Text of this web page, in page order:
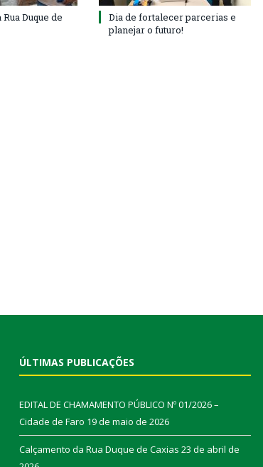
Duque de
Dia de fortalecer parcerias e
planejar o futuro!
ÚLTIMAS PUBLICAÇÕES
EDITAL DE CHAMAMENTO PÚBLICO Nº 01/2026 –
Cidade de Faro 19 de maio de 2026
Calçamento da Rua Duque de Caxias 23 de abril de